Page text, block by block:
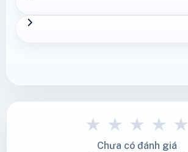
★ ★ ★ ★ ★
Chưa có đánh giá